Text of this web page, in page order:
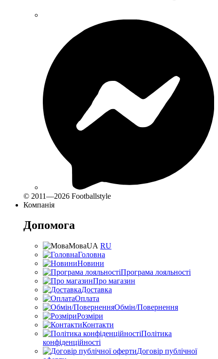
© 2011—2026 Footballstyle
Компанія
Допомога
МоваUA RU
Головна
Новини
Програма лояльності
Про магазин
Доставка
Оплата
Обмін/Повернення
Розміри
Контакти
Політика
конфіденційності
Договір публічної